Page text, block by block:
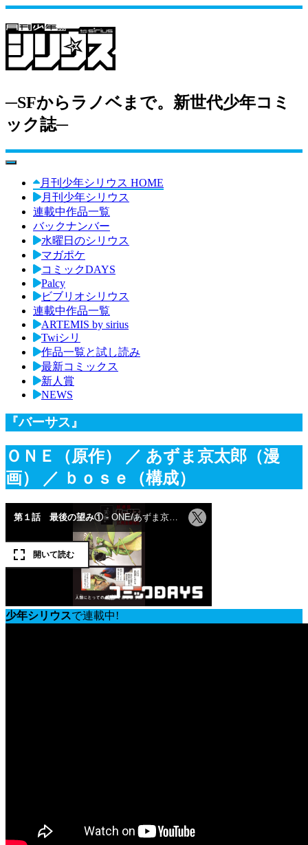
─SFからラノベまで。新世代少年コミ
ック誌─
toggle navigation
月刊少年シリウス HOME
月刊少年シリウス
連載中作品一覧
バックナンバー
水曜日のシリウス
マガポケ
コミックDAYS
Palcy
ビブリオシリウス
連載中作品一覧
ARTEMIS by sirius
Twiシリ
作品一覧と試し読み
最新コミックス
新人賞
NEWS
『バーサス』
ＯＮＥ（原作）
／ あずま京太郎（漫
画）
／ ｂｏｓｅ（構成）
少年シリウスで連載中!